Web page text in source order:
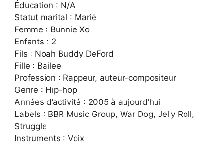
Éducation : N/A
Statut marital : Marié
Femme : Bunnie Xo
Enfants : 2
Fils : Noah Buddy DeFord
Fille : Bailee
Profession : Rappeur, auteur-compositeur
Genre : Hip-hop
Années d’activité : 2005 à aujourd’hui
Labels : BBR Music Group, War Dog, Jelly Roll,
Struggle
Instruments : Voix